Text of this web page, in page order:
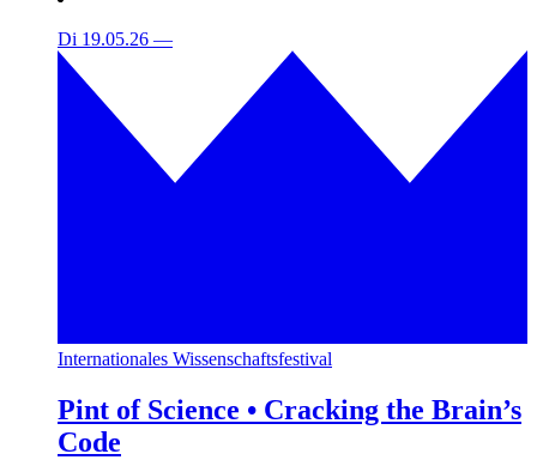
Di 19.05.26 —
Internationales Wissenschaftsfestival
Pint of Science • Cracking the Brain’s
Code